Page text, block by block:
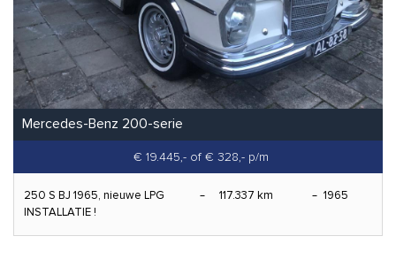
Mercedes-Benz 200-serie
€ 19.445,- of € 328,- p/m
250 S BJ 1965, nieuwe LPG
INSTALLATIE !
117.337 km 1965